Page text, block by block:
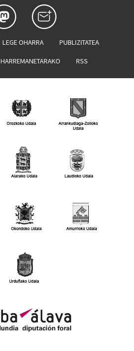
LEGE OHARRA PUBLIZITATEA
HARREMANETARAKO RSS